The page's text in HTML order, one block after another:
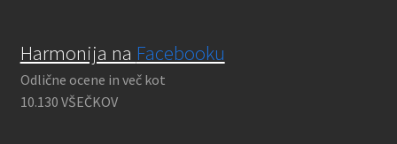
Harmonija na Facebooku
Odlične ocene in več kot
10.130 VŠEČKOV